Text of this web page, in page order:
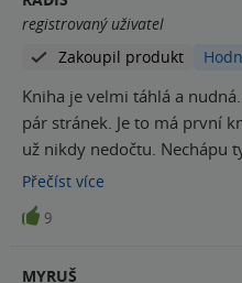
registrovaný uživatel
Zakoupil produkt
Kniha je velmi táhlá a
pár stránek. Je to má první
už nikdy nedočtu. Nechápu
Vůbec není děsivá a vůbec
první třetině.
Přečíst více
9
MYRUŠ